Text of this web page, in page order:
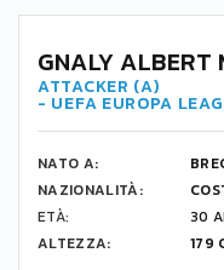
17
GNALY ALBERT
ATTACKER (A)
- UEFA EUROPA
NATO A:
NAZIONALITÀ:
ETÀ:
30
ALTEZZA:
179